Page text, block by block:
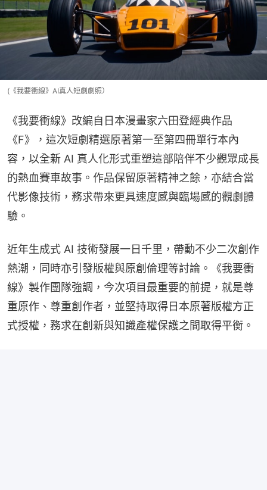
(《我要衝線》AI真人短劇劇照）
《我要衝線》改編自日本漫畫家六田登經典作品
《F》，這次短劇精選原著第一至第四冊單行本內
容，以全新 AI 真人化形式重塑這部陪伴不少觀眾成長
的熱血賽車故事。作品保留原著精神之餘，亦結合當
代影像技術，務求帶來更具速度感與臨場感的觀劇體
驗。
近年生成式 AI 技術發展一日千里，帶動不少二次創作
熱潮，同時亦引發版權與原創倫理等討論。《我要衝
線》製作團隊強調，今次項目最重要的前提，就是尊
重原作、尊重創作者，並堅持取得日本原著版權方正
式授權，務求在創新與知識產權保護之間取得平衡。